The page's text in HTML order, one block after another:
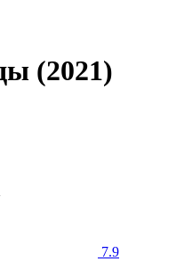
(2021)
7.9